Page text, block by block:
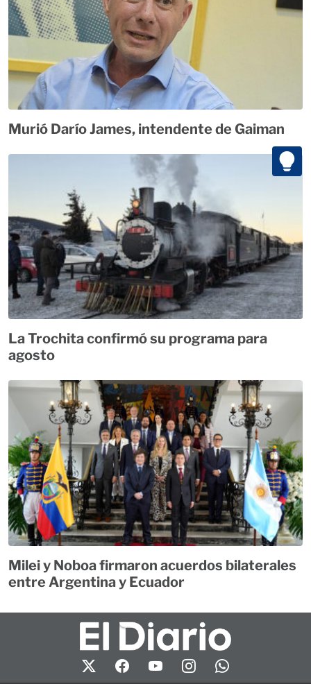
Murió Darío James, intendente de Gaiman
La Trochita confirmó su programa para
agosto
Milei y Noboa firmaron acuerdos bilaterales
entre Argentina y Ecuador